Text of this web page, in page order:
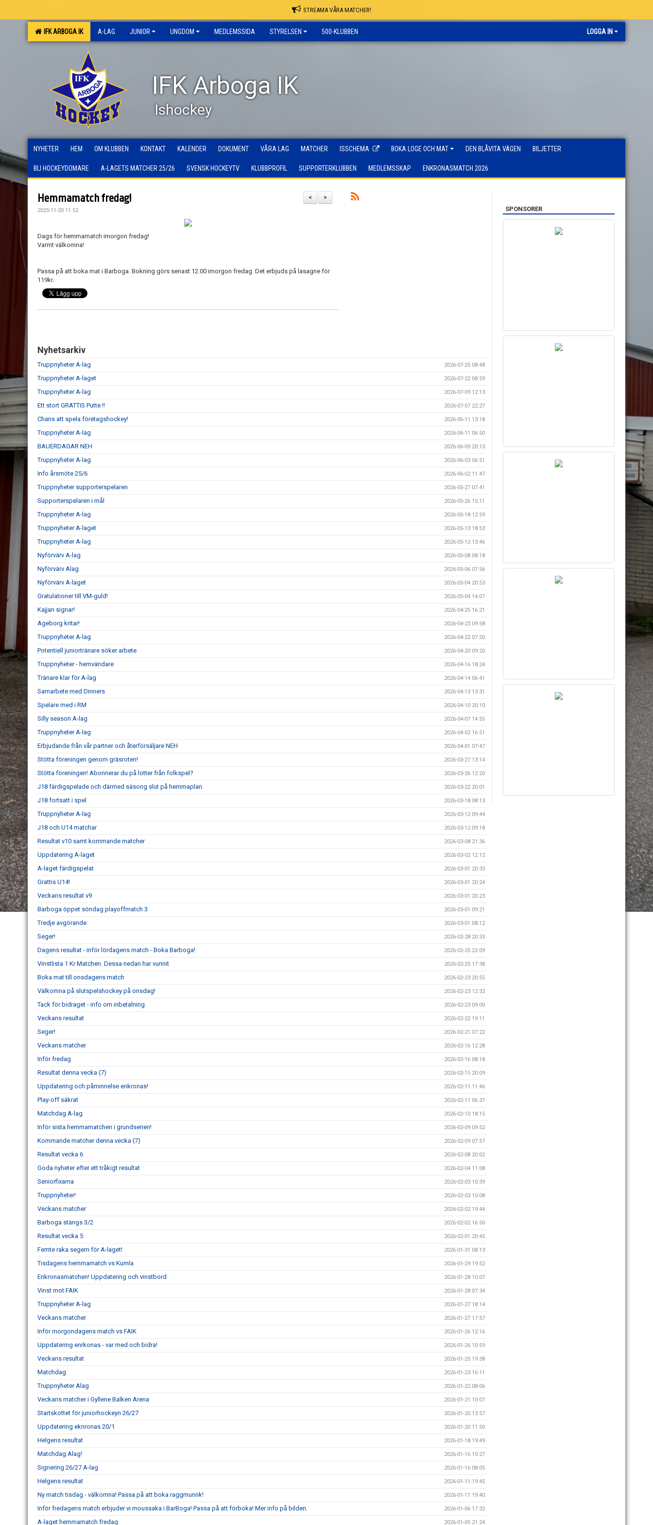
STREAMA VÅRA MATCHER!
IFK ARBOGA IK A-LAG JUNIOR UNGDOM MEDLEMSSIDA STYRELSEN 500-KLUBBEN LOGGA IN
IFK Arboga IK
Ishockey
NYHETER HEM OM KLUBBEN KONTAKT KALENDER DOKUMENT VÅRA LAG MATCHER ISSCHEMA BOKA LOGE OCH MAT DEN BLÅVITA VÄGEN BILJETTER
BLI HOCKEYDOMARE A-LAGETS MATCHER 25/26 SVENSK HOCKEYTV KLUBBPROFIL SUPPORTERKLUBBEN MEDLEMSSKAP ENKRONASMATCH 2026
>
<
Hemmamatch fredag!
2025-11-20 11:52
Dags för hemmamatch imorgon fredag!
Varmt välkomna!
Passa på att boka mat i Barboga. Bokning görs senast 12.00 imorgon fredag. Det erbjuds på lasagne för
119kr.
Nyhetsarkiv
Truppnyheter A-lag 2026-07-25 08:48
Truppnyheter A-laget 2026-07-22 08:59
Truppnyheter A-lag 2026-07-09 12:13
Ett stort GRATTIS Putte !! 2026-07-07 22:27
Chans att spela företagshockey! 2026-06-11 13:18
Truppnyheter A-lag 2026-06-11 06:50
BAUERDAGAR NEH 2026-06-09 20:13
Truppnyheter A-lag 2026-06-03 06:51
Info årsmöte 25/6 2026-06-02 11:47
Truppnyheter supporterspelaren 2026-05-27 07:41
Supporterspelaren i mål 2026-05-26 15:11
Truppnyheter A-lag 2026-05-18 12:59
Truppnyheter A-laget 2026-05-13 18:53
Truppnyheter A-lag 2026-05-12 13:46
Nyförvärv A-lag 2026-05-08 08:18
Nyförvärv Alag 2026-05-06 07:56
Nyförvärv A-laget 2026-05-04 20:53
Gratulationer till VM-guld! 2026-05-04 14:07
Kajjan signar! 2026-04-25 16:21
Ageborg kritar! 2026-04-23 09:58
Truppnyheter A-lag 2026-04-22 07:50
Potentiell juniortränare söker arbete 2026-04-20 09:20
Truppnyheter - hemvändare 2026-04-16 18:24
Tränare klar för A-lag 2026-04-14 06:41
Samarbete med Dinners 2026-04-13 13:31
Spelare med i RM 2026-04-10 20:10
Silly season A-lag 2026-04-07 14:55
Truppnyheter A-lag 2026-04-02 16:51
Erbjudande från vår partner och återförsäljare NEH 2026-04-01 07:47
Stötta föreningen genom gräsroten! 2026-03-27 13:14
Stötta föreningen! Abonnerar du på lotter från folkspel? 2026-03-26 12:20
J18 färdigspelade och därmed säsong slut på hemmaplan. 2026-03-22 20:01
J18 fortsatt i spel 2026-03-18 08:13
Truppnyheter A-lag 2026-03-12 09:44
J18 och U14 matchar 2026-03-12 09:18
Resultat v10 samt kommande matcher 2026-03-08 21:36
Uppdatering A-laget 2026-03-02 12:12
A-laget färdigspelat 2026-03-01 20:33
Grattis U14! 2026-03-01 20:24
Veckans resultat v9 2026-03-01 20:23
Barboga öppet söndag playoffmatch 3 2026-03-01 09:21
Tredje avgörande 2026-03-01 08:12
Seger! 2026-02-28 20:33
Dagens resultat - inför lördagens match - Boka Barboga! 2026-02-25 22:09
Vinstlista 1 Kr Matchen. Dessa nedan har vunnit 2026-02-25 17:38
Boka mat till onsdagens match 2026-02-23 20:55
Välkomna på slutspelshockey på onsdag! 2026-02-23 12:32
Tack för bidraget - info om inbetalning 2026-02-23 09:00
Veckans resultat 2026-02-22 19:11
Seger! 2026-02-21 07:22
Veckans matcher 2026-02-16 12:28
Inför fredag 2026-02-16 08:18
Resultat denna vecka (7) 2026-02-15 20:09
Uppdatering och påminnelse enkronas! 2026-02-11 11:46
Play-off säkrat 2026-02-11 06:37
Matchdag A-lag 2026-02-10 18:15
Inför sista hemmamatchen i grundserien! 2026-02-09 09:52
Kommande matcher denna vecka (7) 2026-02-09 07:57
Resultat vecka 6 2026-02-08 20:02
Goda nyheter efter ett tråkigt resultat 2026-02-04 11:08
Seniorfixarna 2026-02-03 10:39
Truppnyheter! 2026-02-03 10:08
Veckans matcher 2026-02-02 19:44
Barboga stängs 3/2 2026-02-02 16:50
Resultat vecka 5 2026-02-01 20:45
Femte raka segern för A-laget! 2026-01-31 08:13
Tisdagens hemmamatch vs Kumla 2026-01-29 19:52
Enkronasmatchen! Uppdatering och vinstbord 2026-01-28 10:07
Vinst mot FAIK 2026-01-28 07:34
Truppnyheter A-lag 2026-01-27 18:14
Veckans matcher 2026-01-27 17:57
Inför morgondagens match vs FAIK 2026-01-26 12:16
Uppdatering enrkonas - var med och bidra! 2026-01-26 10:59
Veckans resultat 2026-01-25 19:38
Matchdag 2026-01-23 16:11
Truppnyheter Alag 2026-01-22 08:06
Veckans matcher i Gyllene Balken Arena 2026-01-21 10:07
Startskottet för juniorhockeyn 26/27 2026-01-20 13:57
Uppdatering eknronas 20/1 2026-01-20 11:50
Helgens resultat 2026-01-18 19:49
Matchdag Alag! 2026-01-16 10:27
Signering 26/27 A-lag 2026-01-16 08:05
Helgens resultat 2026-01-11 19:45
Ny match tisdag - välkomna! Passa på att boka raggmunnk! 2026-01-11 19:40
Inför fredagens match erbjuder vi moussaka i BarBoga! Passa på att förboka! Mer info på bilden. 2026-01-06 17:32
A-laget hemmamatch fredag 2026-01-05 21:24
SPONSORER